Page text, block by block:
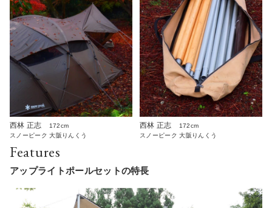
西林 正志
172cm
スノーピーク 大阪りんくう
西林 正志
172cm
スノーピーク 大阪りんくう
Features
アップライトポールセットの特長